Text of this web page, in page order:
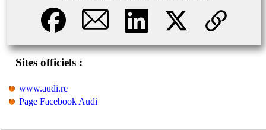
Sites officiels :
www.audi.re
Page Facebook Audi